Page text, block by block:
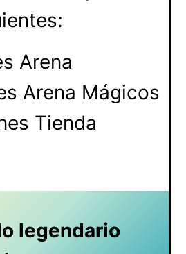
Arena
Arena Mágicos
Tienda
legendario